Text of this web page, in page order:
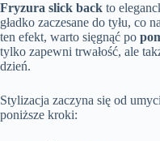
Fryzura slick back to
gładko zaczesane do tyłu, co
ten efekt, warto sięgnąć po
tylko zapewni trwałość, ale
dzień.
Stylizacja zaczyna się od
poniższe kroki: